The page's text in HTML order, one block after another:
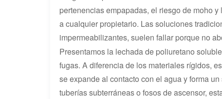
pertenencias empapadas, el riesgo de moho
a cualquier propietario. Las soluciones
impermeabilizantes, suelen fallar porque no
Presentamos la lechada de poliuretano
fugas. A diferencia de los materiales rígidos,
se expande al contacto con el agua y forma
tuberías subterráneas o fosos de ascensor,